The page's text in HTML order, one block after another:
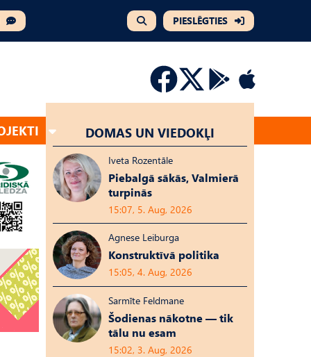
PIESLĒGTIES
DOMAS UN VIEDOKĻI
Iveta Rozentāle
Piebalgā sākās, Valmierā
turpinās
15:07, 5. Aug, 2026
Agnese Leiburga
Konstruktīvā politika
15:05, 4. Aug, 2026
Sarmīte Feldmane
Šodienas nākotne — tik
tālu nu esam
15:02, 3. Aug, 2026